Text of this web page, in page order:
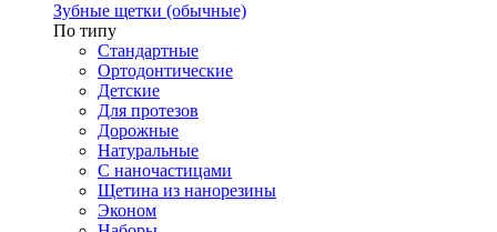
Зубные щетки (обычные)
По типу
Стандартные
Ортодонтические
Детские
Для протезов
Дорожные
Натуральные
С наночастицами
Щетина из нанорезины
Эконом